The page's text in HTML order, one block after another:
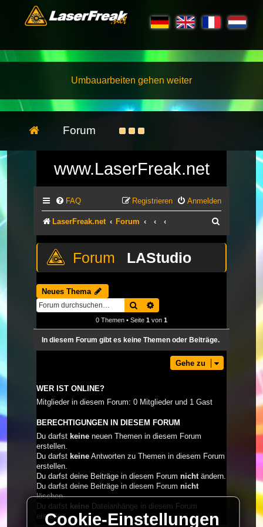
Umbauarbeiten gehen weiter
Forum
www.LaserFreak.net
FAQ Anmelden
Registrieren
LaserFreak.net Forum
LAStudio
Neues Thema
Suche
0 Themen • Seite 1 von 1
In diesem Forum gibt es keine Themen oder Beiträge.
Gehe zu
WER IST ONLINE?
Mitglieder in diesem Forum: 0 Mitglieder und 1 Gast
BERECHTIGUNGEN IN DIESEM FORUM
Du darfst keine neuen Themen in diesem Forum
erstellen.
Du darfst keine Antworten zu Themen in diesem Forum
erstellen.
Du darfst deine Beiträge in diesem Forum nicht ändern.
Du darfst deine Beiträge in diesem Forum nicht
löschen.
Du darfst keine Dateianhänge in diesem Forum
erstellen.
Cookie-Einstellungen